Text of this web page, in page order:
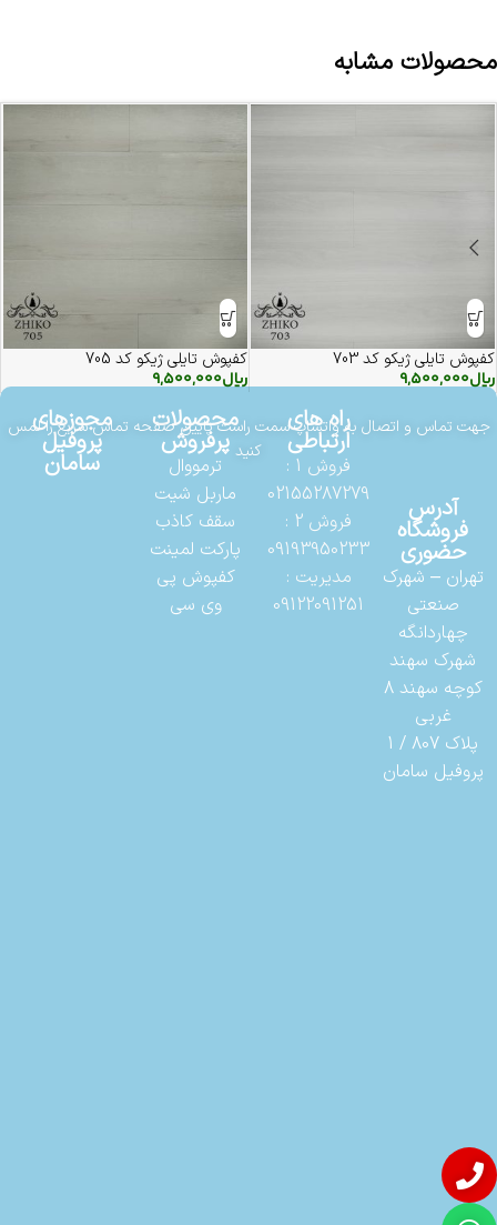
محصولات مشابه
کفپوش تایلی ژیکو کد 703
ریال9,500,000
کفپوش تایلی ژیکو کد 705
ریال9,500,000
جهت تماس و اتصال به واتساپ سمت راست پایین صفحه تماس سریع را لمس
کنید
آدرس
فروشگاه
حضوری
تهران – شهرک
صنعتی
چهاردانگه
شهرک سهند
کوچه سهند 8
غربی
پلاک 807 / 1
پروفیل سامان
راه های
ارتباطی
فروش 1 :
02155287279
فروش 2 :
09193950233
مدیریت :
09122091251
محصولات
پرفروش
ترمووال
ماربل شیت
سقف کاذب
پارکت لمینت
کفپوش پی
وی سی
مجوزهای
پروفیل
سامان